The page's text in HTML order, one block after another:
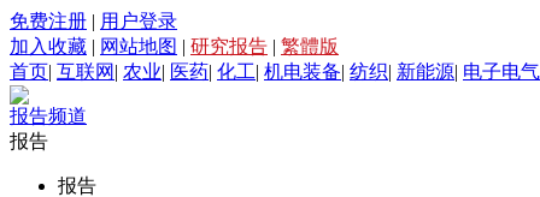
免费注册 | 用户登录
加入收藏 | 网站地图 | 研究报告 | 繁體版
首页| 互联网 | 农业| 医药| 化工| 机电装备| 纺织| 新能源| 电子电气
报告频道
报告
报告